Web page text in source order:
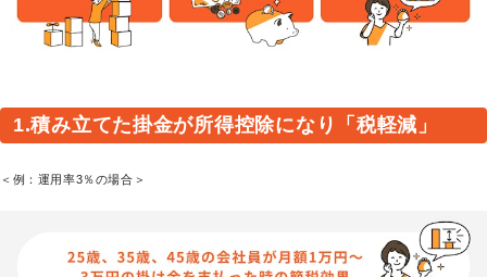
1.積み立てた掛金が所得控除になり「税軽減」
＜例：運用率3％の場合＞